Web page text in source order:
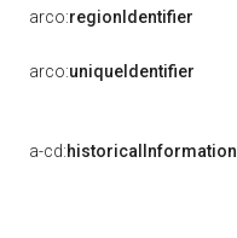
arco:regionIdentifier
arco:uniqueIdentifier
a-cd:historicalInformation